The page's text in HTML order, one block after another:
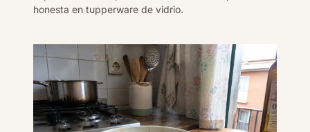
honesta en tupperware de vidrio.